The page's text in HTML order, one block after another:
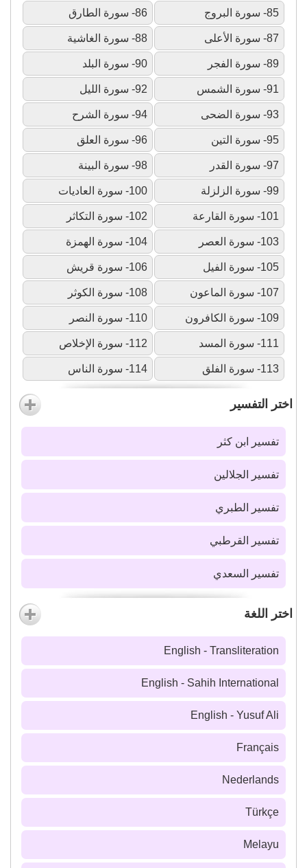
85- سورة البروج 86- سورة الطارق
87- سورة الأعلى 88- سورة الغاشية
89- سورة الفجر 90- سورة البلد
91- سورة الشمس 92- سورة الليل
93- سورة الضحى 94- سورة الشرح
95- سورة التين 96- سورة العلق
97- سورة القدر 98- سورة البينة
99- سورة الزلزلة 100- سورة العاديات
101- سورة القارعة 102- سورة التكاثر
103- سورة العصر 104- سورة الهمزة
105- سورة الفيل 106- سورة قريش
107- سورة الماعون 108- سورة الكوثر
109- سورة الكافرون 110- سورة النصر
111- سورة المسد 112- سورة الإخلاص
113- سورة الفلق 114- سورة الناس
اختر التفسير
تفسير ابن كثر
تفسير الجلالين
تفسير الطبري
تفسير القرطبي
تفسير السعدي
اختر اللغة
English - Transliteration
English - Sahih International
English - Yusuf Ali
Français
Nederlands
Türkçe
Melayu